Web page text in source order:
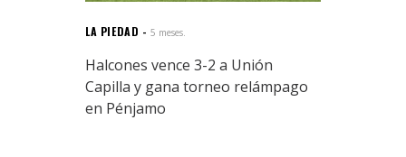
LA PIEDAD 5 meses.
Halcones vence 3-2 a Unión
Capilla y gana torneo relámpago
en Pénjamo